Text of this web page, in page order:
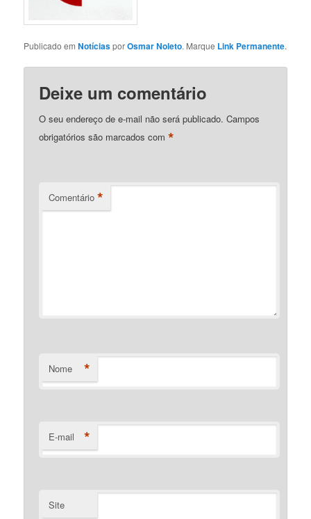
Publicado emNotíciasporOsmar Noleto. Marque Link Permanente.
Deixe um comentário
O seu endereço de e-mail não será publicado. Campos
obrigatórios são marcados com*
Comentário *
Nome *
E-mail *
Site